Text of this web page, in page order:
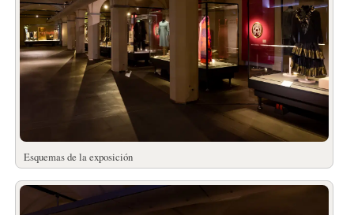
Esquemas de la exposición